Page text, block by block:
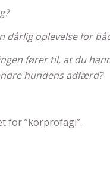
dårlig oplevelse for
fører til, at du
hundens adfærd?
for ”korprofagi”.